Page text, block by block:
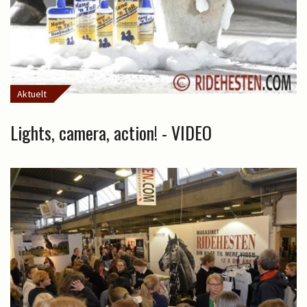
Aktuelt
Lights, camera, action! - VIDEO